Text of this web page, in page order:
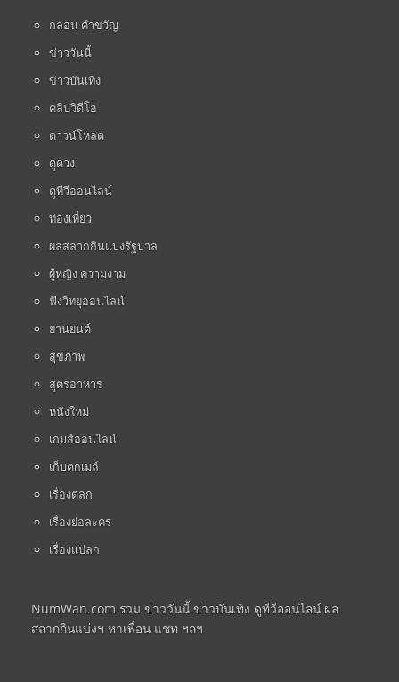
กลอน คำขวัญ
ข่าววันนี้
ข่าวบันเทิง
คลิปวิดีโอ
ดาวน์โหลด
ดูดวง
ดูทีวีออนไลน์
ท่องเที่ยว
ผลสลากกินแบ่งรัฐบาล
ผู้หญิง ความงาม
ฟังวิทยุออนไลน์
ยานยนต์
สุขภาพ
สูตรอาหาร
หนังใหม่
เกมส์ออนไลน์
เก็บตกเมล์
เรื่องตลก
เรื่องย่อละคร
เรื่องแปลก
NumWan.com รวม ข่าววันนี้ ข่าวบันเทิง ดูทีวีออนไลน์ ผล
สลากกินแบ่งฯ หาเพื่อน แชท ฯลฯ